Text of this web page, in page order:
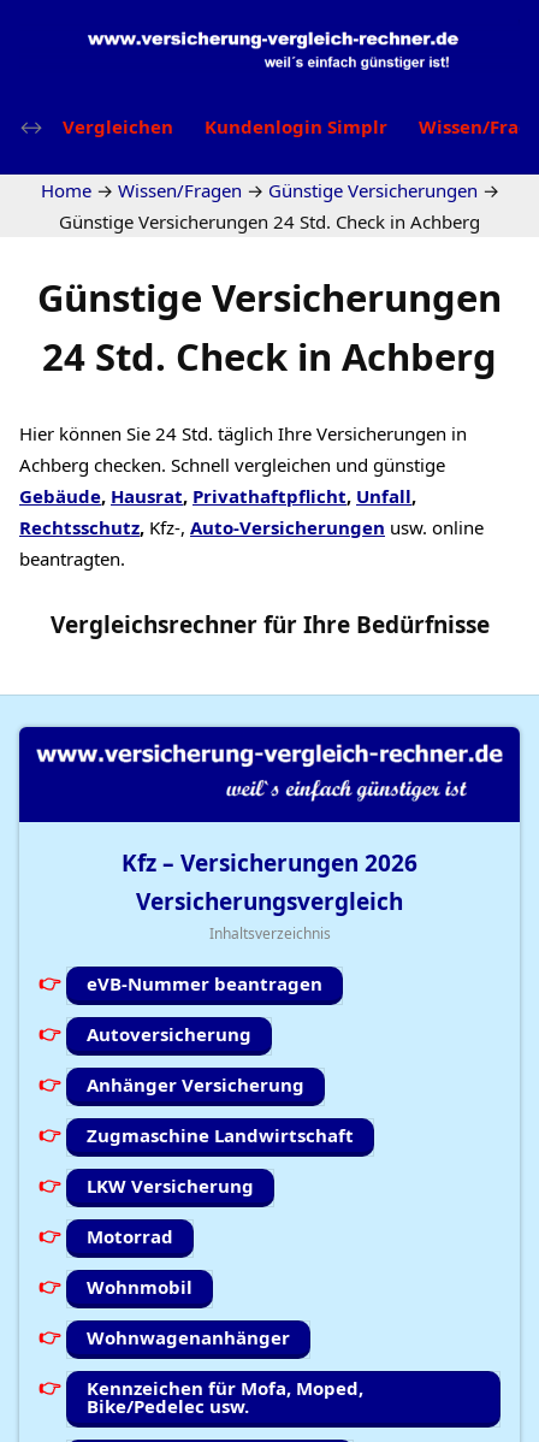
Vergleichen Kundenlogin Simplr Wissen/
Home → Wissen/Fragen → Günstige Versicherungen →
Günstige Versicherungen 24 Std. Check in Achberg
Günstige Versicherungen
24 Std. Check in Achberg
Hier können Sie 24 Std. täglich Ihre Versicherungen in
Achberg checken. Schnell vergleichen und günstige
Gebäude, Hausrat, Privathaftpflicht, Unfall,
Rechtsschutz, Kfz-, Auto-Versicherungen usw. online
beantragten.
Vergleichsrechnerfür Ihre Bedürfnisse
Kfz – Versicherungen 2026
Versicherungsvergleich
Inhaltsverzeichnis
eVB-Nummer beantragen
Autoversicherung
Anhänger Versicherung
Zugmaschine Landwirtschaft
LKW Versicherung
Motorrad
Wohnmobil
Wohnwagenanhänger
Kennzeichen für Mofa, Moped,
Bike/Pedelec usw.